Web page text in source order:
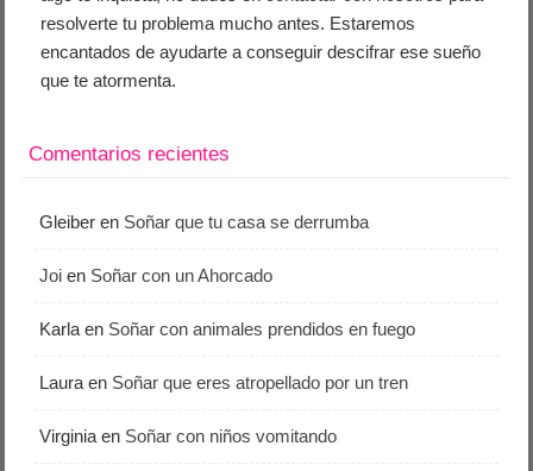
resolverte tu problema mucho antes. Estaremos
encantados de ayudarte a conseguir descifrar ese sueño
que te atormenta.
Comentarios recientes
Gleiber en Soñar que tu casa se derrumba
Joi en Soñar con un Ahorcado
Karla en Soñar con animales prendidos en fuego
Laura en Soñar que eres atropellado por un tren
Virginia en Soñar con niños vomitando